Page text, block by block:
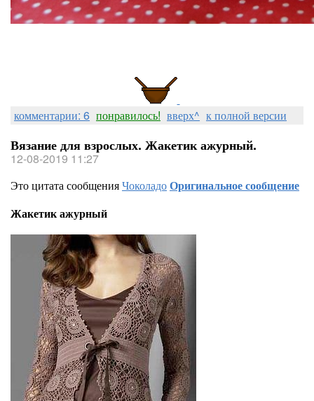
комментарии: 6 понравилось! вверх^ к полной версии
Вязание для взрослых. Жакетик ажурный.
12-08-2019 11:27
Это цитата сообщенияЧоколадоОригинальное сообщение
Жакетик ажурный